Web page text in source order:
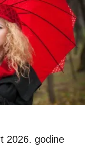
2026. godine